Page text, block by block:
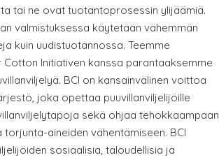
tai ne ovat tuotantoprosessin ylijäämiä.
valmistuksessa käytetään vähemmän
kuin uudistuotannossa. Teemme
Initiativen kanssa parantaaksemme
BCI on kansainvälinen voittoa
joka opettaa puuvillanviljelijöille
sekä ohjaa tehokkaampaan
aineiden vähentämiseen. BCI
sosiaalisia, taloudellisia ja